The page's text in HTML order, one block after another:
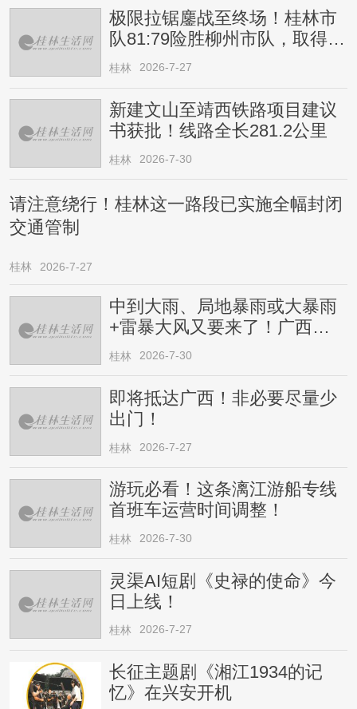
极限拉锯鏖战至终场！桂林市
队81:79险胜柳州市队，取得四
连胜
桂林 2026-7-27
新建文山至靖西铁路项目建议
书获批！线路全长281.2公里
桂林 2026-7-30
请注意绕行！桂林这一路段已实施全幅封闭
交通管制
桂林 2026-7-27
中到大雨、局地暴雨或大暴雨
+雷暴大风又要来了！广西人
请注意
桂林 2026-7-30
即将抵达广西！非必要尽量少
出门！
桂林 2026-7-27
游玩必看！这条漓江游船专线
首班车运营时间调整！
桂林 2026-7-30
灵渠AI短剧《史禄的使命》今
日上线！
桂林 2026-7-27
长征主题剧《湘江1934的记
忆》在兴安开机